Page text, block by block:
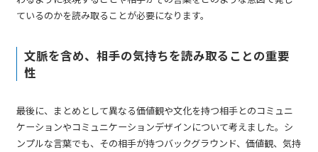
ているのかを読み取ることが必要になります。
文脈を含め、相手の気持ちを読み取ることの重要
性
最後に、まとめとして異なる価値観や文化を持つ相手とのコミュニ
ケーションやコミュニケーションデザインについて考えました。シ
ンプルな言葉でも、その相手が持つバックグラウンド、価値観、気持